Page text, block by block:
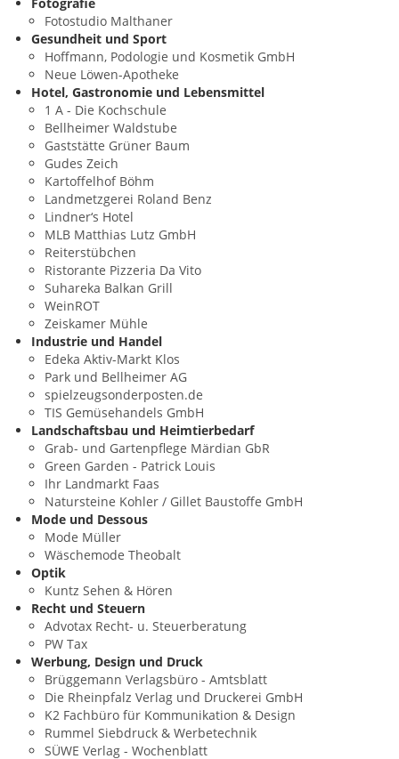
Fotostudio Malthaner
Gesundheit und Sport
Hoffmann, Podologie und Kosmetik GmbH
Neue Löwen-Apotheke
Hotel, Gastronomie und Lebensmittel
1 A - Die Kochschule
Bellheimer Waldstube
Gaststätte Grüner Baum
Gudes Zeich
Kartoffelhof Böhm
Landmetzgerei Roland Benz
Lindner‘s Hotel
MLB Matthias Lutz GmbH
Reiterstübchen
Ristorante Pizzeria Da Vito
Suhareka Balkan Grill
WeinROT
Zeiskamer Mühle
Industrie und Handel
Edeka Aktiv-Markt Klos
Park und Bellheimer AG
spielzeugsonderposten.de
TIS Gemüsehandels GmbH
Landschaftsbau und Heimtierbedarf
Grab- und Gartenpflege Märdian GbR
Green Garden - Patrick Louis
Ihr Landmarkt Faas
Natursteine Kohler / Gillet Baustoffe GmbH
Mode und Dessous
Mode Müller
Wäschemode Theobalt
Optik
Kuntz Sehen & Hören
Recht und Steuern
Advotax Recht- u. Steuerberatung
PW Tax
Werbung, Design und Druck
Brüggemann Verlagsbüro - Amtsblatt
Die Rheinpfalz Verlag und Druckerei GmbH
K2 Fachbüro für Kommunikation & Design
Rummel Siebdruck & Werbetechnik
SÜWE Verlag - Wochenblatt